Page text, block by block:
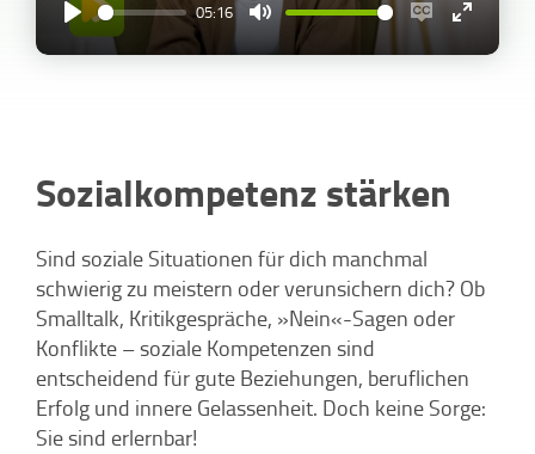
Play
05:16
Mute
captionsfullscreen
Sozialkompetenz stärken
Sind soziale Situationen für dich manchmal
schwierig zu meistern oder verunsichern dich? Ob
Smalltalk, Kritikgespräche, »Nein«-Sagen oder
Konflikte – soziale Kompetenzen sind
entscheidend für gute Beziehungen, beruflichen
Erfolg und innere Gelassenheit. Doch keine Sorge:
Sie sind erlernbar!